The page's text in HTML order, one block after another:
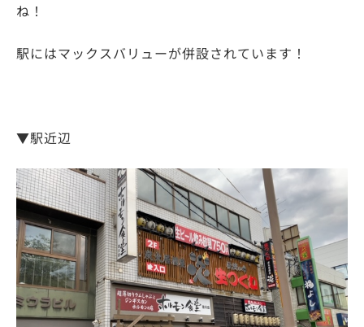
ね！
駅にはマックスバリューが併設されています！
▼駅近辺